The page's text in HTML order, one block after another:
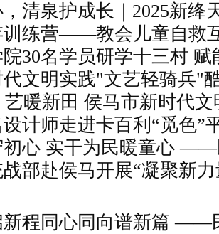
” 清泉护成长｜2025新绛
8所校园
训练营——教会儿童自救
能力”
30名学员研学十三村 赋
文明实践"文艺轻骑兵"
暖新田 侯马市新时代
开展主题汇演
计师走进卡百利“觅色”
初心 实干为民暖童心 ——
开展端午主题实践活动
部赴侯马开展“凝聚新
摩交流活动
新程同心同向谱新篇 ——